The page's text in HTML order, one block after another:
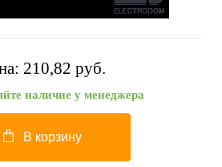
210,82 pуб.
наличие у менеджера
В корзину